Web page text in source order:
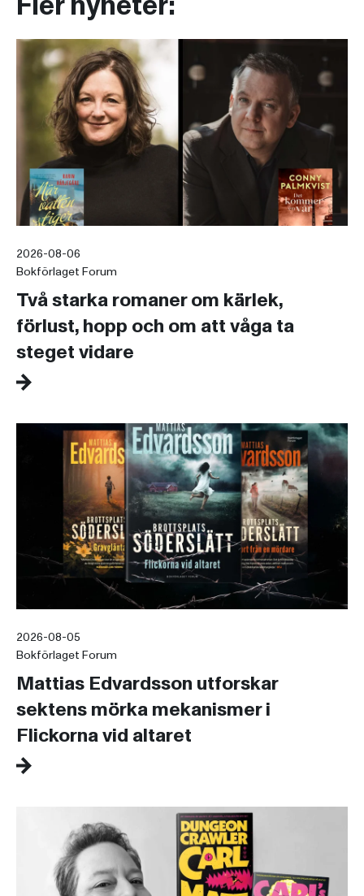
2026-08-06
Bokförlaget Forum
Två starka romaner om kärlek,
förlust, hopp och om att våga ta
steget vidare
2026-08-05
Bokförlaget Forum
Mattias Edvardsson utforskar
sektens mörka mekanismer i
Flickorna vid altaret